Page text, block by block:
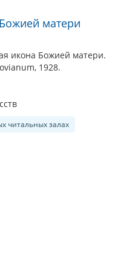
матери
икона Божией матери.
1928.
читальных залах